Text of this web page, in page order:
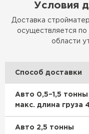
Условия
Доставка
осуществляется
области
Способ доставки
Авто 0,5–1,5 тонны
макс. длина груза
Авто 2,5 тонны